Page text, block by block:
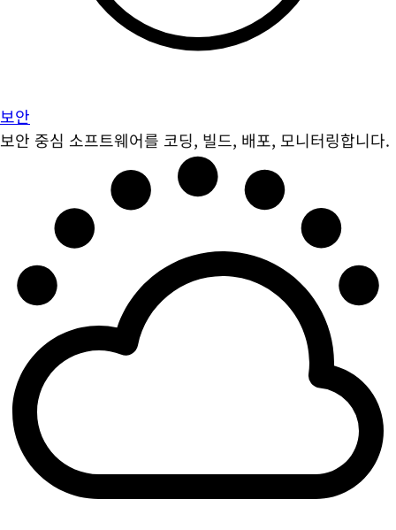
보안
보안 중심 소프트웨어를 코딩, 빌드, 배포, 모니터링합니다.